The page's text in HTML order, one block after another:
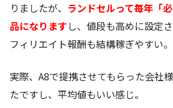
りましたが、 ランドセルって毎年「
品になりますし、値段も高めに設定
フィリエイト報酬も結構稼ぎやすい。
実際、A8で提携させてもらった会社
たですし、平均値もいい感じ。